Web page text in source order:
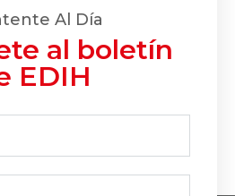
Al Día
al boletín
EDIH